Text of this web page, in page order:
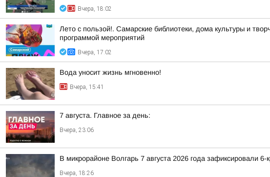
Вчера, 18:02
Лето с пользой!. Самарские библиотеки, дома культуры и
программой мероприятий
Вчера, 17:02
Вода уносит жизнь мгновенно!
Вчера, 15:41
7 августа. Главное за день:
Вчера, 23:06
В микрорайоне Волгарь 7 августа 2026 года зафиксировали
Вчера, 18:26